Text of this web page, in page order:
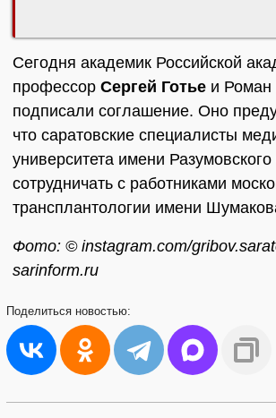
Сегодня академик Российской
профессор Сергей Готье и Роман
подписали соглашение. Оно
что саратовские специалисты
университета имени Разумовского
сотрудничать с работниками
трансплантологии имени
Фото: © instagram.com/
sarinform.ru
Поделиться новостью: